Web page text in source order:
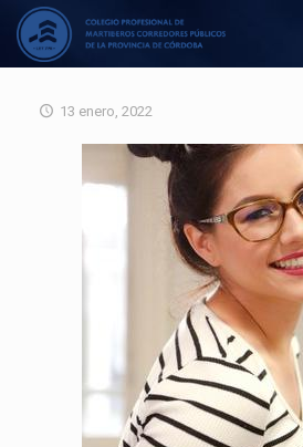
13 enero, 2022